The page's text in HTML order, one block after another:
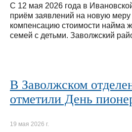
С 12 мая 2026 года в
приём заявлений на новую
компенсацию стоимости найма
семей с детьми. Заволжский
В Заволжском
отметили День
19 мая 2026 г.